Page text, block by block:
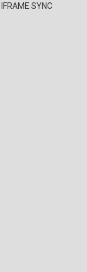
IFRAME SYNC